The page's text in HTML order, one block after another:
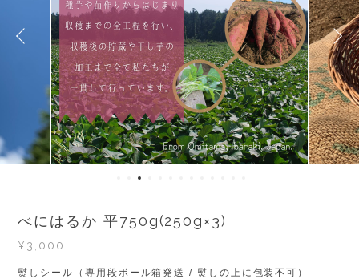
べにはるか 平750g(250g×3)
¥3,000
熨しシール（専用段ボール箱発送 / 熨しの上に包装不可）